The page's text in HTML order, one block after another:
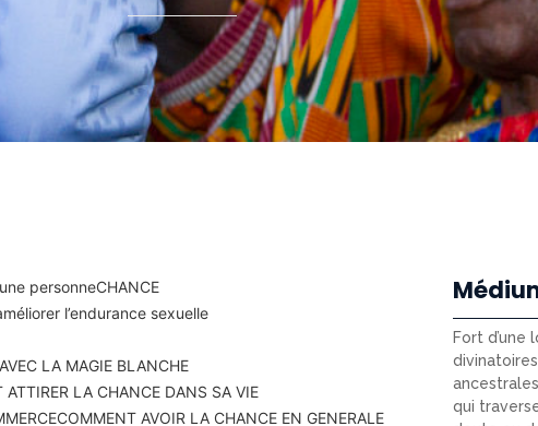
personneCHANCE
l’endurance sexuelle
LA MAGIE BLANCHE
ATTIRER LA CHANCE DANS SA VIE
COMMENT AVOIR LA CHANCE EN GENERALE
Fort d’une
qui